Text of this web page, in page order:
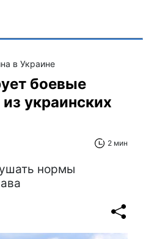
в Украине
боевые
украинских
2 мин
нормы